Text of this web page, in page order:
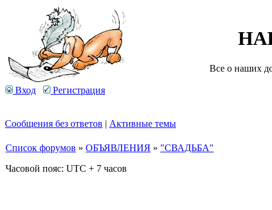
Все о наших
Вход Регистрация
Сообщения без ответов | Активные темы
Список форумов » ОБЪЯВЛЕНИЯ » "СВАДЬБА"
Часовой пояс: UTC + 7 часов